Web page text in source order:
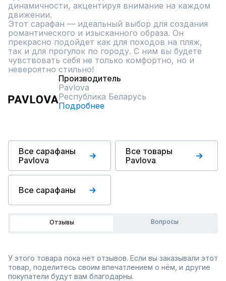
динамичности, акцентируя внимание на каждом
движении.
Этот сарафан — идеальный выбор для создания
романтического и изысканного образа. Он
прекрасно подойдет как для походов на пляж,
так и для прогулок по городу. С ним вы будете
чувствовать себя не только комфортно, но и
невероятно стильно!
Производитель
Pavlova
Республика Беларусь
Подробнее
Все сарафаны
Pavlova
Все товары
Pavlova
Все сарафаны
Отзывы Вопросы
У этого товара пока нет отзывов. Если вы заказывали этот
товар, поделитесь своим впечатлением о нём, и другие
покупатели будут вам благодарны.